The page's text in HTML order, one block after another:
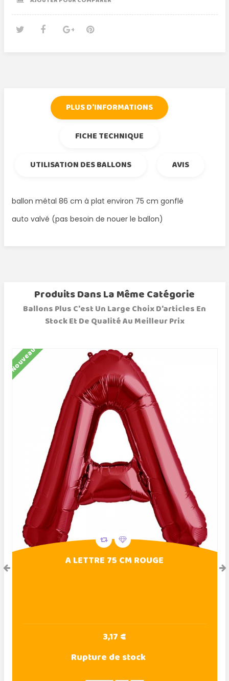
PLUS D'INFORMATIONS
FICHE TECHNIQUE
UTILISATION DES BALLONS
AVIS
ballon métal 86 cm à plat environ 75 cm gonflé
auto valvé (pas besoin de nouer le ballon)
Produits Dans La Même Catégorie
Ballons Plus C'est Un Large Choix D'articles En
Stock Et De Qualité Au Meilleur Prix
Nouveau
A LETTRE 75 CM ROUGE
3,17 €
Rupture de stock